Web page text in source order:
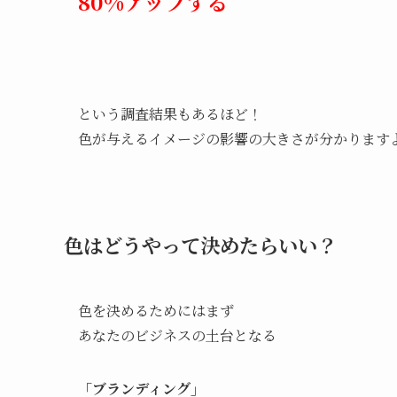
という調査結果もあるほど！
色が与えるイメージの影響の大きさが分かります
色はどうやって決めたらいい？
色を決めるためにはまず
あなたのビジネスの土台となる
「ブランディング」